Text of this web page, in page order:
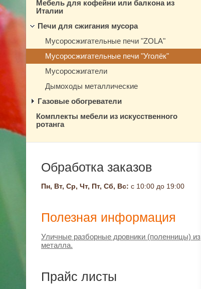
Мебель для кофейни или балкона из
Италии
Печи для сжигания мусора
Мусоросжигательные печи "ZOLA"
Мусоросжигательные печи "Уголёк"
Мусоросжигатели
Дымоходы металлические
Газовые обогреватели
Комплекты мебели из искусственного
ротанга
Обработка заказов
Пн, Вт, Ср, Чт, Пт, Сб, Вс: с 10:00 до 19:00
Полезная информация
Уличные разборные дровники (поленницы) из
металла.
Прайс листы